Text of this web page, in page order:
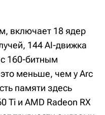
включает 18 ядер
144 AI-движка
160-битным
меньше, чем у Arc
памяти здесь
Ti и AMD Radeon RX